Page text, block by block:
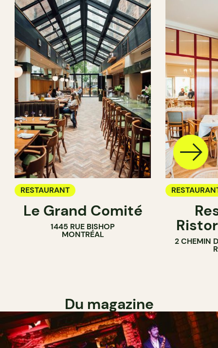
RESTAURANT
Le Grand Comité
1445 RUE BISHOP
MONTRÉAL
2 CHEMIN
Du magazine